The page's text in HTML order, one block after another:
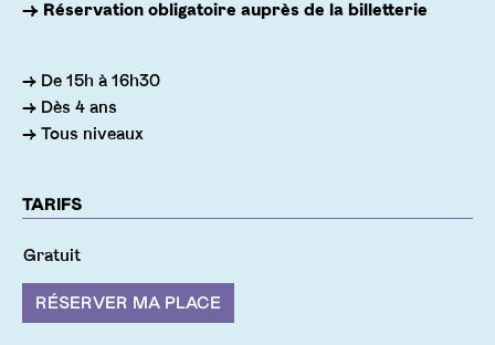
→ Réservation obligatoire auprès de la billetterie
Infos pratiques
→ De 15h à 16h30
→ Dès 4 ans
→ Tous niveaux
TARIFS
Gratuit
RÉSERVER MA PLACE